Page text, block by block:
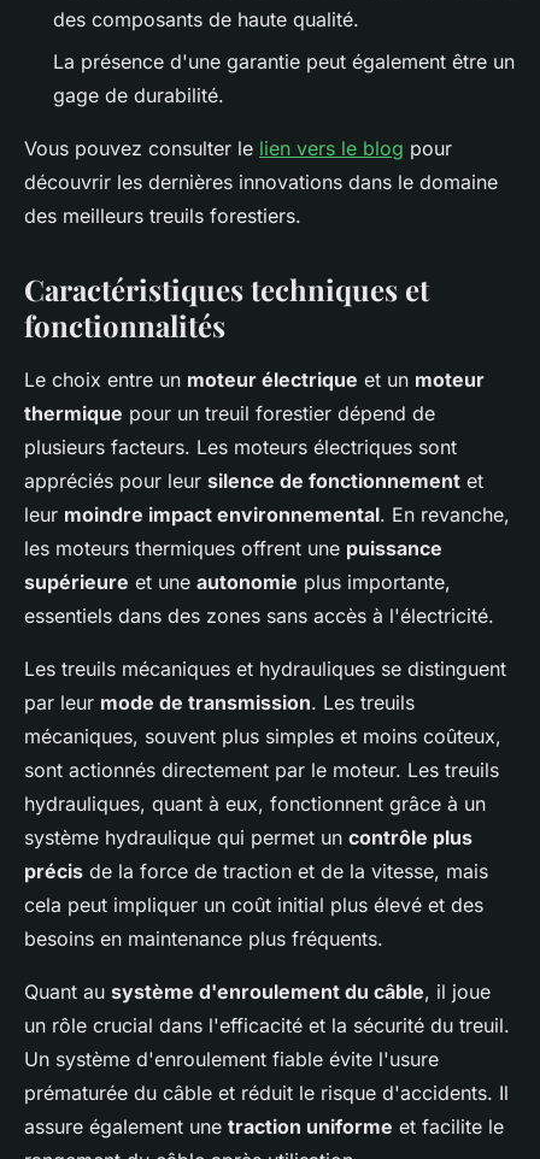
des composants de haute qualité.
La présence d'une garantie peut également être un
gage de durabilité.
Vous pouvez consulter le lien vers le blog pour
découvrir les dernières innovations dans le domaine
des meilleurs treuils forestiers.
Caractéristiques techniques et
fonctionnalités
Le choix entre un moteur électrique et un moteur
thermique pour un treuil forestier dépend de
plusieurs facteurs. Les moteurs électriques sont
appréciés pour leur silence de fonctionnement et
leur moindre impact environnemental. En revanche,
les moteurs thermiques offrent une puissance
supérieure et une autonomie plus importante,
essentiels dans des zones sans accès à l'électricité.
Les treuils mécaniques et hydrauliques se distinguent
par leur mode de transmission. Les treuils
mécaniques, souvent plus simples et moins coûteux,
sont actionnés directement par le moteur. Les treuils
hydrauliques, quant à eux, fonctionnent grâce à un
système hydraulique qui permet un contrôle plus
précis de la force de traction et de la vitesse, mais
cela peut impliquer un coût initial plus élevé et des
besoins en maintenance plus fréquents.
Quant au système d'enroulement du câble, il joue
un rôle crucial dans l'efficacité et la sécurité du treuil.
Un système d'enroulement fiable évite l'usure
prématurée du câble et réduit le risque d'accidents. Il
assure également une traction uniforme et facilite le